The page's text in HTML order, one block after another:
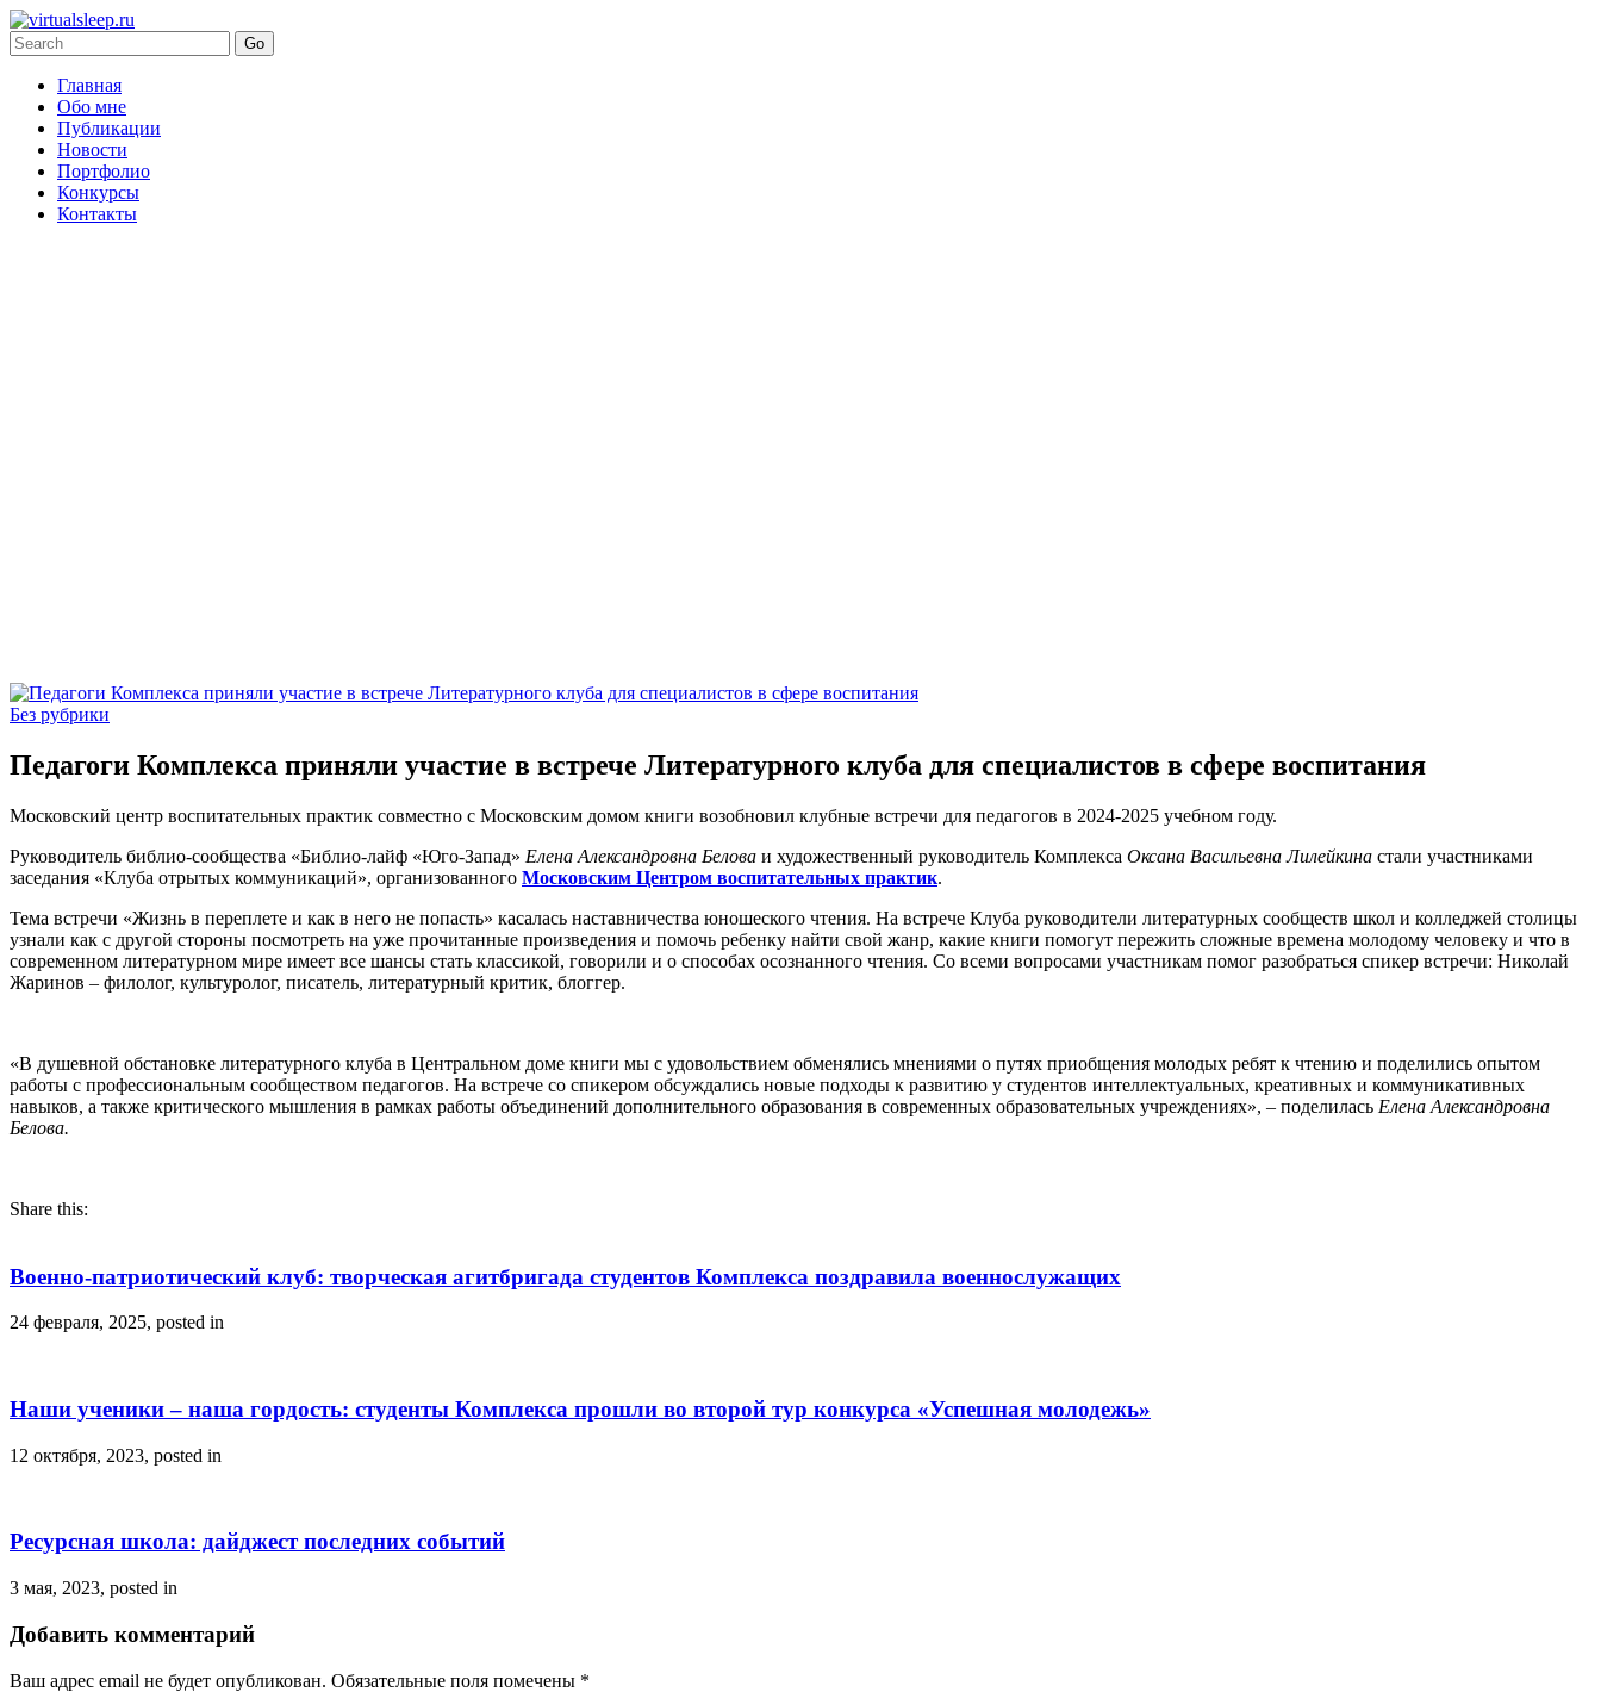
Главная
Обо мне
Публикации
Новости
Портфолио
Конкурсы
Контакты
Без рубрики
Педагоги Комплекса приняли участие в встрече Литературного клуба для специалистов в сфере воспитания
Московский центр воспитательных практик совместно с Московским домом книги возобновил клубные встречи для педагогов в 2024-2025 учебном году.
Руководитель библио-сообщества «Библио-лайф «Юго-Запад» Елена Александровна Белова и художественный руководитель Комплекса Оксана Васильевна Лилейкина стали участниками
заседания «Клуба отрытых коммуникаций», организованного Московским Центром воспитательных практик.
Тема встречи «Жизнь в переплете и как в него не попасть» касалась наставничества юношеского чтения. На встрече Клуба руководители литературных сообществ школ и колледжей столицы
узнали как с другой стороны посмотреть на уже прочитанные произведения и помочь ребенку найти свой жанр, какие книги помогут пережить сложные времена молодому человеку и что в
современном литературном мире имеет все шансы стать классикой, говорили и о способах осознанного чтения. Со всеми вопросами участникам помог разобраться спикер встречи: Николай
Жаринов – филолог, культуролог, писатель, литературный критик, блоггер.
«В душевной обстановке литературного клуба в Центральном доме книги мы с удовольствием обменялись мнениями о путях приобщения молодых ребят к чтению и поделились опытом
работы с профессиональным сообществом педагогов. На встрече со спикером обсуждались новые подходы к развитию у студентов интеллектуальных, креативных и коммуникативных
навыков, а также критического мышления в рамках работы объединений дополнительного образования в современных образовательных учреждениях», – поделилась Елена Александровна
Белова.
Share this:
Военно-патриотический клуб: творческая агитбригада студентов Комплекса поздравила военнослужащих
24 февраля, 2025, posted in
Наши ученики – наша гордость: студенты Комплекса прошли во второй тур конкурса «Успешная молодежь»
12 октября, 2023, posted in
Ресурсная школа: дайджест последних событий
3 мая, 2023, posted in
Добавить комментарий
Ваш адрес email не будет опубликован. Обязательные поля помечены *